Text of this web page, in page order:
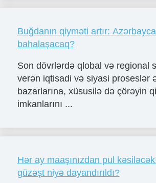
Buğdanın qiyməti artır:
bahalaşacaq?
Son dövrlərdə qlobal və regional
verən iqtisadi və siyasi proseslər
bazarlarına, xüsusilə də çörəyin
imkanlarını ...
Hər ay maaşınızdan pul
güzəşt niyə dayandırıldı?